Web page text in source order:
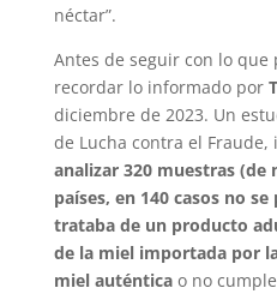
néctar”.
Antes de seguir con lo que
recordar lo informado por
diciembre de 2023. Un
de Lucha contra el Fraude,
analizar 320 muestras (de
países, en 140 casos no
trataba de un producto
de la miel importada por
miel auténticao no